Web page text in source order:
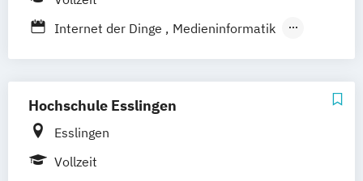
Music and Audio Production
Musik Designer*in
Musikproduzent*in
Internet der Dinge
Medieninformatik
Hochschule Esslingen
Esslingen
Vollzeit